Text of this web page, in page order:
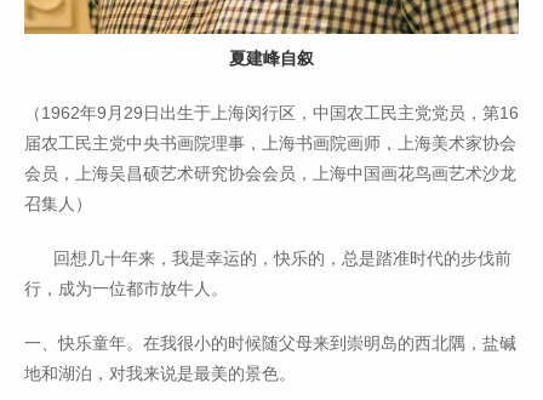
夏建峰自叙
（1962年9月29日出生于上海闵行区，中国农工民主党党员，第16
届农工民主党中央书画院理事，上海书画院画师，上海美术家协会
会员，上海吴昌硕艺术研究协会会员，上海中国画花鸟画艺术沙龙
召集人）
回想几十年来，我是幸运的，快乐的，总是踏准时代的步伐前
行，成为一位都市放牛人。
一、快乐童年。在我很小的时候随父母来到崇明岛的西北隅，盐碱
地和湖泊，对我来说是最美的景色。